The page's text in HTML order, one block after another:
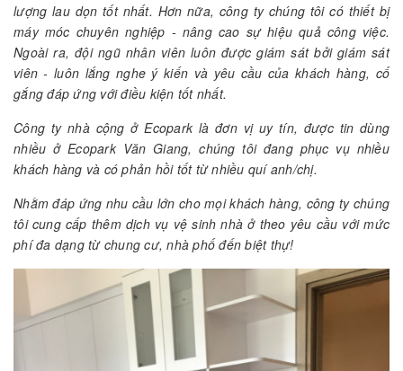
lượng lau dọn tốt nhất. Hơn nữa, công ty chúng tôi có thiết bị
máy móc chuyên nghiệp - nâng cao sự hiệu quả công việc.
Ngoài ra, đội ngũ nhân viên luôn được giám sát bởi giám sát
viên - luôn lắng nghe ý kiến và yêu cầu của khách hàng, cố
gắng đáp ứng với điều kiện tốt nhất.
Công ty nhà cộng ở Ecopark là đơn vị uy tín, được tin dùng
nhiều ở Ecopark Văn Giang, chúng tôi đang phục vụ nhiều
khách hàng và có phản hồi tốt từ nhiều quí anh/chị.
Nhằm đáp ứng nhu cầu lớn cho mọi khách hàng, công ty chúng
tôi cung cấp thêm dịch vụ vệ sinh nhà ở theo yêu cầu với mức
phí đa dạng từ chung cư, nhà phố đến biệt thự!